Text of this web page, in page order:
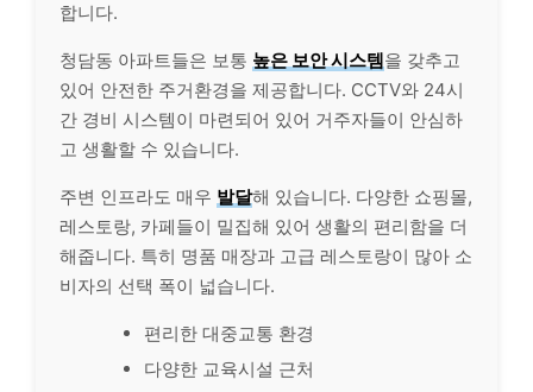
합니다.
청담동 아파트들은 보통 높은 보안 시스템을 갖추고
있어 안전한 주거환경을 제공합니다. CCTV와 24시
간 경비 시스템이 마련되어 있어 거주자들이 안심하
고 생활할 수 있습니다.
주변 인프라도 매우 발달해 있습니다. 다양한 쇼핑몰,
레스토랑, 카페들이 밀집해 있어 생활의 편리함을 더
해줍니다. 특히 명품 매장과 고급 레스토랑이 많아 소
비자의 선택 폭이 넓습니다.
편리한 대중교통 환경
다양한 교육시설 근처